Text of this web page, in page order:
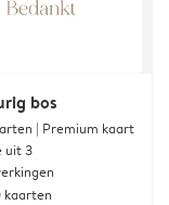
bos
| Premium kaart
uit 3
kaarten